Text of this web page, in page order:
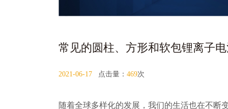
常见的圆柱、方形和软包锂离子
2021-06-17 点击量： 469次
随着全球多样化的发展，我们的生活也在不断